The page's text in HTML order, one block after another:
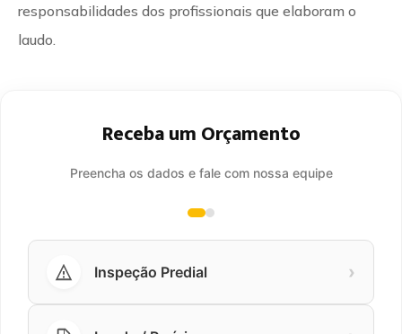
responsabilidades dos profissionais que elaboram o
laudo.
Receba um Orçamento
Preencha os dados e fale com nossa equipe
Inspeção Predial ›